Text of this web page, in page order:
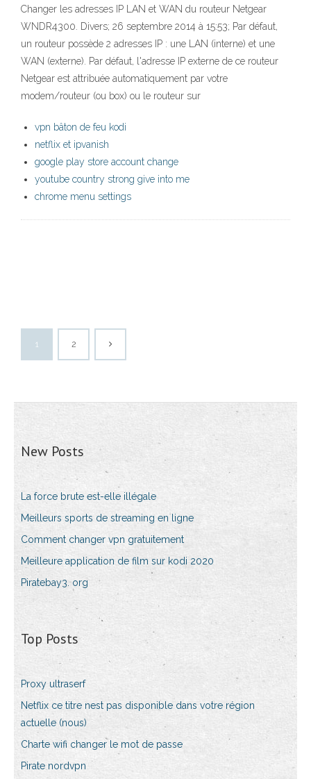
Changer les adresses IP LAN et WAN du routeur Netgear
WNDR4300. Divers; 26 septembre 2014 à 15:53; Par défaut,
un routeur possède 2 adresses IP : une LAN (interne) et une
WAN (externe). Par défaut, l'adresse IP externe de ce routeur
Netgear est attribuée automatiquement par votre
modem/routeur (ou box) ou le routeur sur
vpn bâton de feu kodi
netflix et ipvanish
google play store account change
youtube country strong give into me
chrome menu settings
1 2
New Posts
La force brute est-elle illégale
Meilleurs sports de streaming en ligne
Comment changer vpn gratuitement
Meilleure application de film sur kodi 2020
Piratebay3. org
Top Posts
Proxy ultraserf
Netflix ce titre nest pas disponible dans votre région
actuelle (nous)
Charte wifi changer le mot de passe
Pirate nordvpn